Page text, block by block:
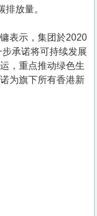
放量。
表示，集团於2020
承诺将可持续发展
，重点推动绿色生
为旗下所有香港新